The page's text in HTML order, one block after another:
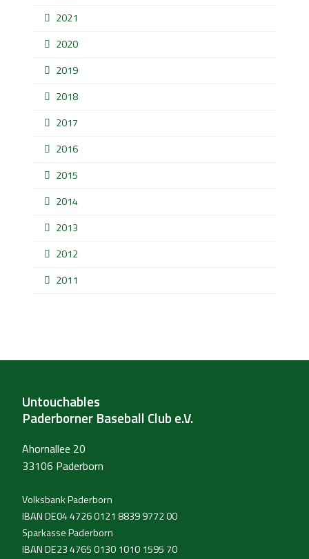
2021
2020
2019
2018
2017
2016
2015
2014
2013
2012
2011
Untouchables
Paderborner Baseball Club e.V.
Ahornallee 20
33106 Paderborn
Volksbank Paderborn
IBAN DE04 4726 0121 8839 9772 00
Sparkasse Paderborn
IBAN DE23 4765 0130 1010 1595 70